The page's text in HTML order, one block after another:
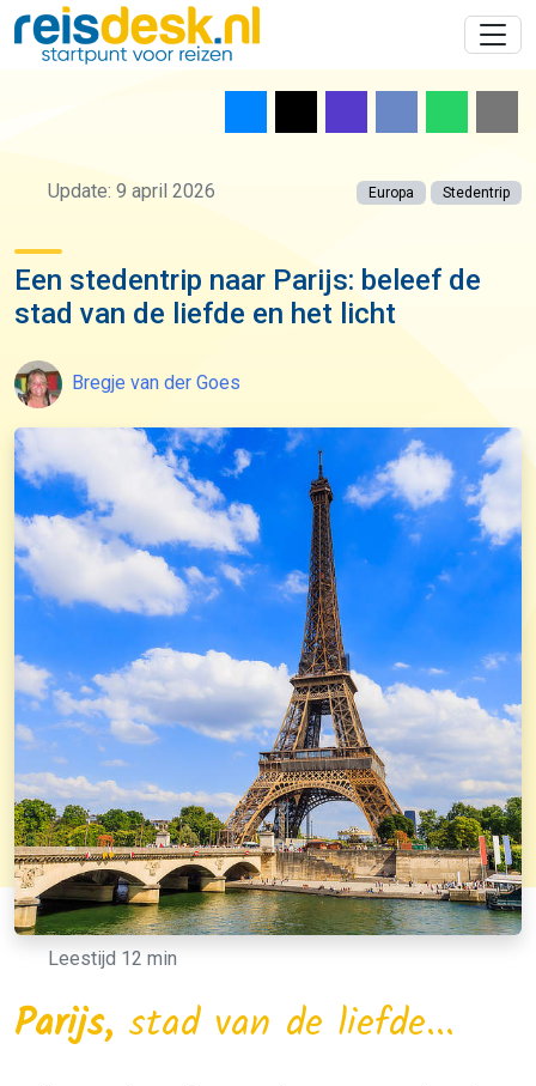
Update: 9 april 2026 Europa Stedentrip
Een stedentrip naar Parijs: beleef de
stad van de liefde en het licht
Bregje van der Goes
Leestijd 12 min
Parijs, stad van de liefde...